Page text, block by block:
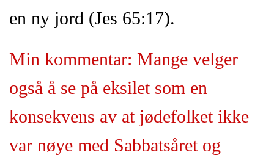
en ny jord (Jes 65:17).
Min kommentar: Mange velger
også å se på eksilet som en
konsekvens av at jødefolket ikke
var nøye med Sabbatsåret og